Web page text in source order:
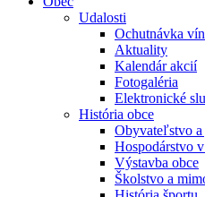
Udalosti
Ochutnávka
Aktuality
Kalendár akcií
Fotogaléria
Elektronické
História obce
Obyvateľstvo
Hospodárstvo
Výstavba obce
Školstvo a